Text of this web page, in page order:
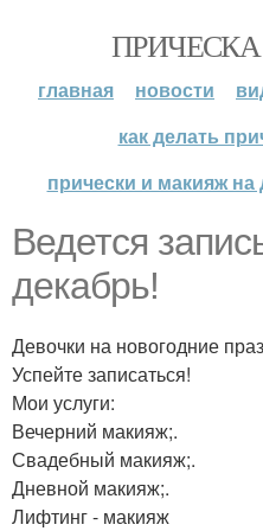
главная новости
как делать
прически и макияж на
Ведется
декабрь!
Девочки на новогодние
Успейте записаться!
Мои услуги:
Вечерний макияж;.
Свадебный макияж;.
Дневной макияж;.
Лифтинг - макияж